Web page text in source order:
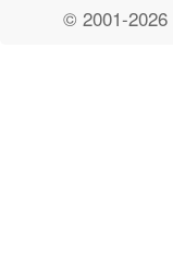
© 2001-2026